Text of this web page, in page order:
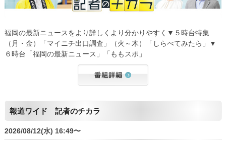
福岡の最新ニュースをより詳しくより分かりやすく▼５時台特集
（月・金）「マイニチ出口調査」（火～木）「しらべてみたら」▼
６時台「福岡の最新ニュース」「ももスポ」
報道ワイド 記者のチカラ
2026/08/12(水) 16:49〜